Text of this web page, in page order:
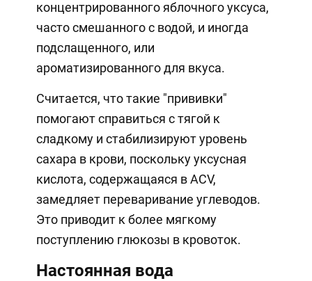
концентрированного яблочного уксуса,
часто смешанного с водой, и иногда
подслащенного, или
ароматизированного для вкуса.
Считается, что такие "прививки"
помогают справиться с тягой к
сладкому и стабилизируют уровень
сахара в крови, поскольку уксусная
кислота, содержащаяся в ACV,
замедляет переваривание углеводов.
Это приводит к более мягкому
поступлению глюкозы в кровоток.
Настоянная вода